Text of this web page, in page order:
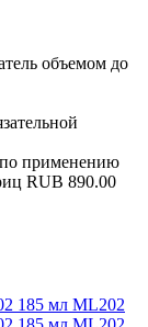
объемом до
по применению
RUB 890.00